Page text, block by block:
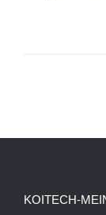
KOITECH-